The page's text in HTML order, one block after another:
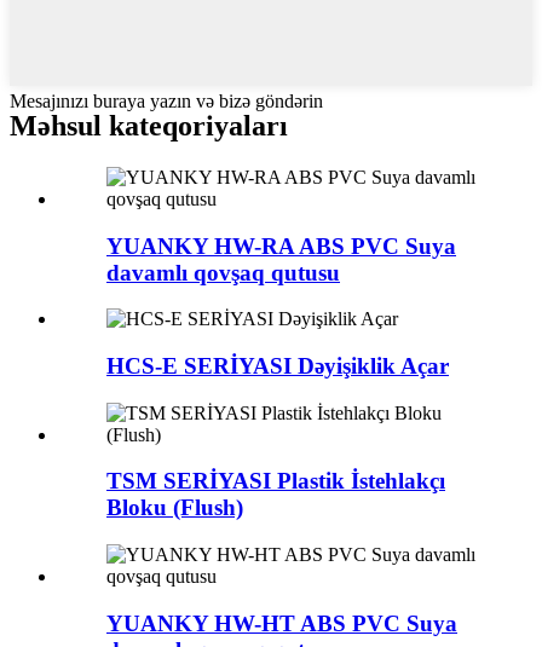
Mesajınızı buraya yazın və bizə göndərin
Məhsul kateqoriyaları
YUANKY HW-RA ABS PVC Suya
davamlı qovşaq qutusu
HCS-E SERİYASI Dəyişiklik Açar
TSM SERİYASI Plastik İstehlakçı
Bloku (Flush)
YUANKY HW-HT ABS PVC Suya